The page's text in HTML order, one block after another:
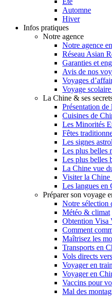
Automne
Hiver
Infos pratiques
Notre agence
Notre agence
Réseau Asian
Garanties et
Avis de nos
Voyages
Voyage
La Chine & ses
Présentation de
Cuisines de
Les Minorités
Fêtes
Les signes
Les plus belles
Les plus belles
La Chine vue
Visiter la
Les langues en
Préparer son voyage
Notre sélection
Météo & climat
Obtention Visa
Comment
Maîtrisez les
Transports en
Vols directs
Voyager en train
Voyager en
Vaccins pour
Mal des